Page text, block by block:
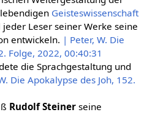
Geisteswissenschaft
Leser seiner Werke seine
entwickeln. | Peter, W. Die
Folge, 2022, 00:40:31
die Sprachgestaltung und
Die Apokalypse des Joh, 152.
Rudolf Steinerseine